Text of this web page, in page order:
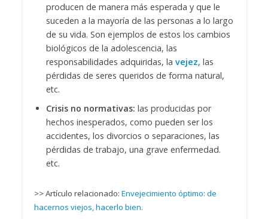
producen de manera más esperada y que le
suceden a la mayoría de las personas a lo largo
de su vida. Son ejemplos de estos los cambios
biológicos de la adolescencia, las
responsabilidades adquiridas, la vejez, las
pérdidas de seres queridos de forma natural,
etc.
Crisis no normativas: las producidas por
hechos inesperados, como pueden ser los
accidentes, los divorcios o separaciones, las
pérdidas de trabajo, una grave enfermedad.
etc.
>> Artículo relacionado: Envejecimiento óptimo: de
hacernos viejos, hacerlo bien.